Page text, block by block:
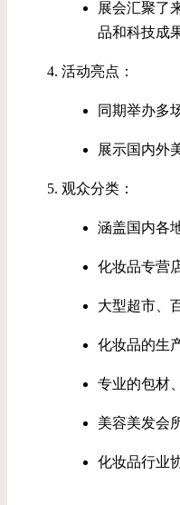
展会汇聚了
品和科技成
活动亮点：
同期举办多
展示国内外
观众分类：
涵盖国内各
化妆品专营
大型超市、
化妆品的生
专业的包材
美容美发会
化妆品行业